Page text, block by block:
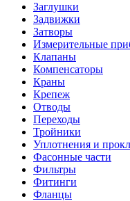
Заглушки
Задвижки
Затворы
Измерительные
Клапаны
Компенсаторы
Краны
Крепеж
Отводы
Переходы
Тройники
Уплотнения и
Фасонные части
Фильтры
Фитинги
Фланцы